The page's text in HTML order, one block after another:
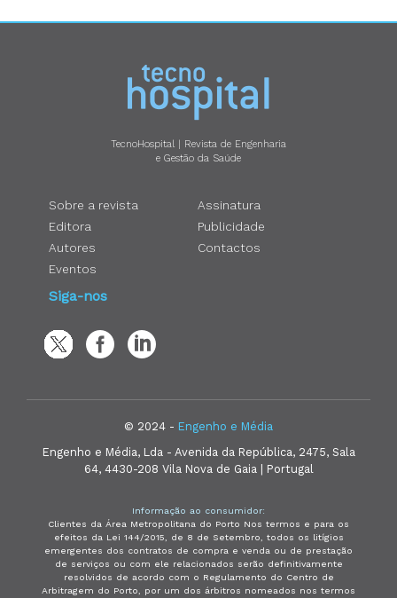
TecnoHospital | Revista de Engenharia
e Gestão da Saúde
Sobre a revista
Editora
Autores
Eventos
Assinatura
Publicidade
Contactos
Siga-nos
© 2024 - Engenho e Média
Engenho e Média, Lda - Avenida da República, 2475, Sala
64, 4430-208 Vila Nova de Gaia | Portugal
Informação ao consumidor:
Clientes da Área Metropolitana do Porto Nos termos e para os
efeitos da Lei 144/2015, de 8 de Setembro, todos os litígios
emergentes dos contratos de compra e venda ou de prestação
de serviços ou com ele relacionados serão definitivamente
resolvidos de acordo com o Regulamento do Centro de
Arbitragem do Porto, por um dos árbitros nomeados nos termos